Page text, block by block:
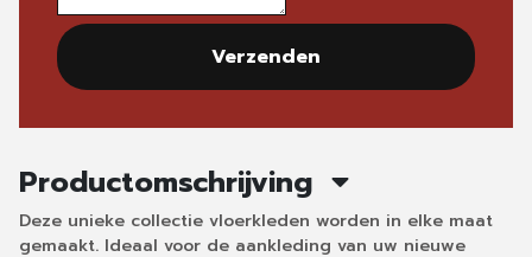
Verzenden
Productomschrijving
Deze unieke collectie vloerkleden worden in elke maat
gemaakt. Ideaal voor de aankleding van uw nieuwe